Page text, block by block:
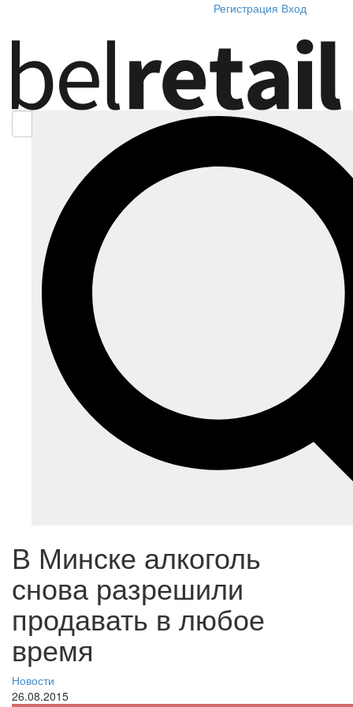
Регистрация Вход
В Минске алкоголь
снова разрешили
продавать в любое
время
Новости
26.08.2015